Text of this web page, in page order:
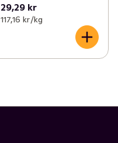
29,29 kr
117,16 kr /kg